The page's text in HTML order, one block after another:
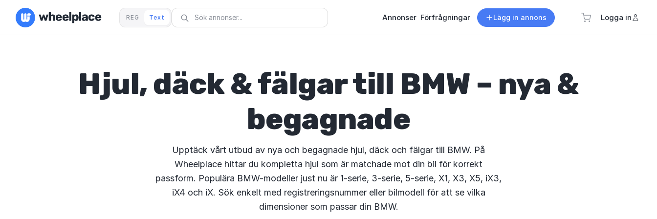
REG Text Annonser Förfrågningar Lägg in annons Logga in
Hjul, däck & fälgar till BMW – nya &
begagnade
Upptäck vårt utbud av nya och begagnade hjul, däck och fälgar till BMW. På
Wheelplace hittar du kompletta hjul som är matchade mot din bil för korrekt
passform. Populära BMW-modeller just nu är 1-serie, 3-serie, 5-serie, X1, X3, X5, iX3,
iX4 och iX. Sök enkelt med registreringsnummer eller bilmodell för att se vilka
dimensioner som passar din BMW.